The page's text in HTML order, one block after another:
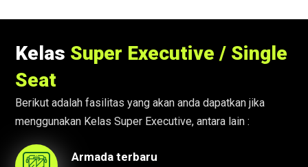
Kelas Super Executive / Single
Seat
Berikut adalah fasilitas yang akan anda dapatkan jika
menggunakan Kelas Super Executive, antara lain :
Armada terbaru